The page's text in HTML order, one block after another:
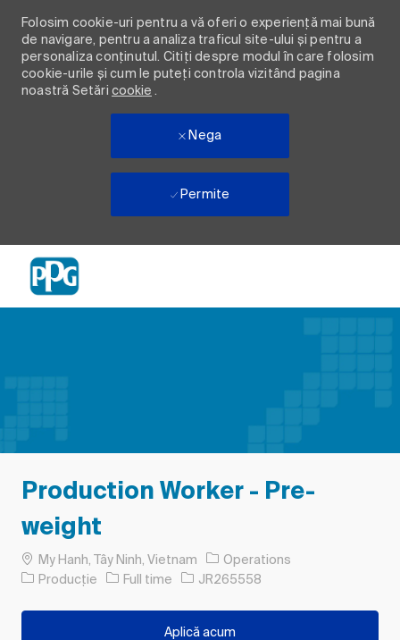
Folosim cookie-uri pentru a vă oferi o experiență mai bună
de navigare, pentru a analiza traficul site-ului și pentru a
personaliza conținutul. Citiți despre modul în care folosim
cookie-urile și cum le puteți controla vizitând pagina
noastră Setări cookie .
Nega
Permite
Production Worker - Pre-
weight
LocMy Hanh, Tây Ninh, Vietnam
Operations
Categorie
Producție Tipul postului
Full time Job Id
JR265558
Aplică acum